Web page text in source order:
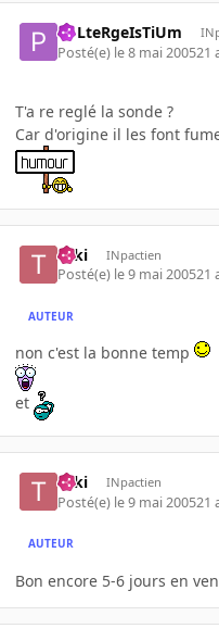
PoLteRgeIsTiUm
Posté(e) le 8 mai 200521
T'a re reglé la sonde ?
Car d'origine il les font
Taki INpactien
Posté(e) le 9 mai 200521
AUTEUR
non c'est la bonne temp
et
Taki INpactien
Posté(e) le 9 mai 200521
AUTEUR
Bon encore 5-6 jours en